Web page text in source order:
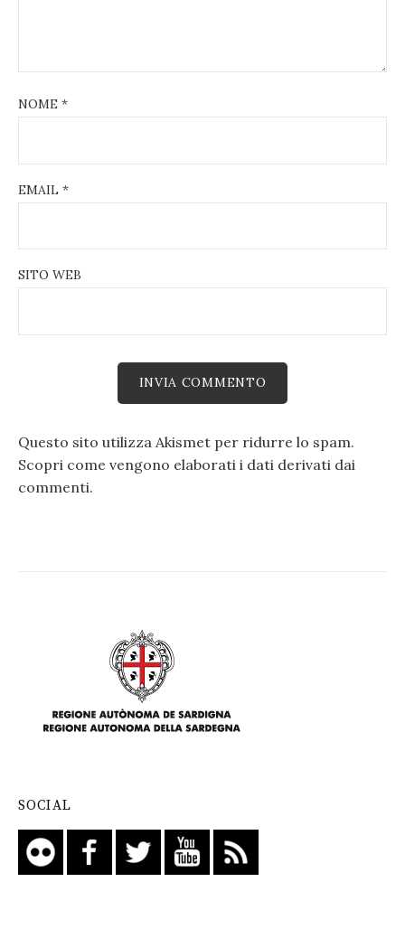
NOME *
EMAIL *
SITO WEB
Questo sito utilizza Akismet per ridurre lo spam.
Scopri come vengono elaborati i dati derivati dai
commenti.
SOCIAL